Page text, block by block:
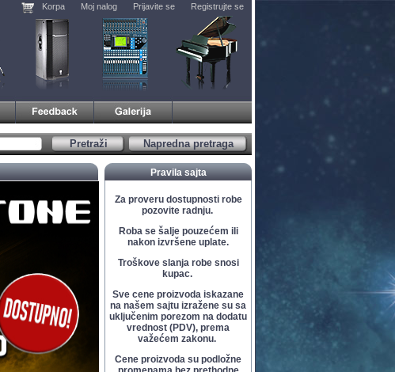
Korpa Moj nalog Prijavite se Registrujte se
Napredna pretraga
Pretraži
Pravila sajta
Za proveru dostupnosti robe
pozovite radnju.
Roba se šalje pouzećem ili
nakon izvršene uplate.
Troškove slanja robe snosi
kupac.
Sve cene proizvoda iskazane
na našem sajtu izražene su sa
uključenim porezom na dodatu
vrednost (PDV), prema
važećem zakonu.
Cene proizvoda su podložne